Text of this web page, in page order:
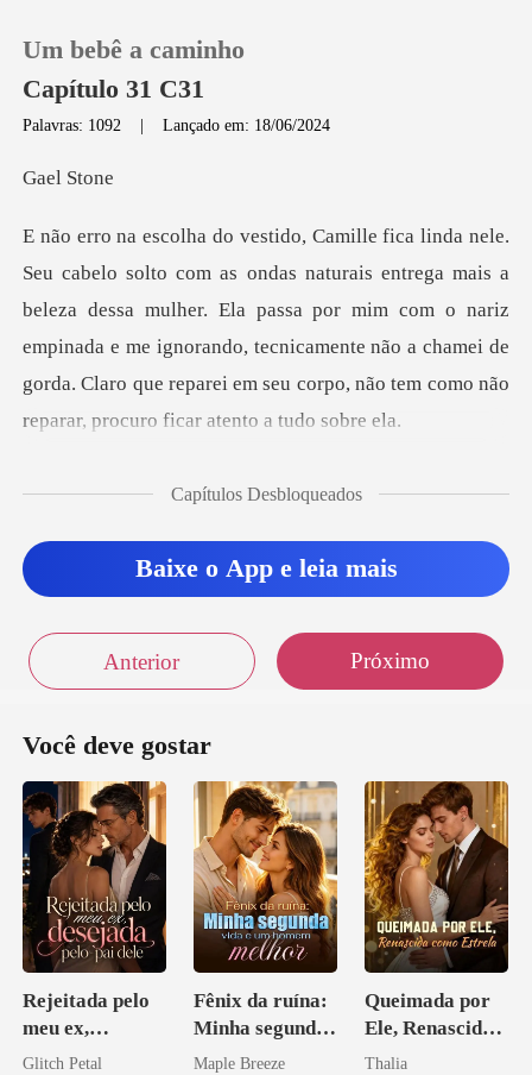
Loja
Histórico
Sair
Um bebê a caminho
Capítulo 31 C31
Palavras: 1092 |Lançado em: 18/06/2024
l S
ais a
beleza dessa mulher. Ela passa por mim com o nariz
empinada e me ignorando, tecnicamente não a chamei
Capítulos Desbloqueados
Baixe o App e leia mais
Anterior Próximo
Você deve gostar
Rejeitada pelo
meu ex,
desejada pelo
Glitch Petal
Fênix da ruína:
Minha segunda
vida e um
Maple Breeze
Queimada por
Ele, Renascida
como Estrela
Thalia